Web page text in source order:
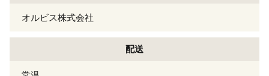
オルビス株式会社
配送